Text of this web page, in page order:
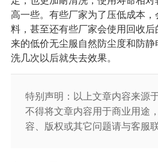
高一些。有些厂家为了压低成本
料，甚至还有些厂家会使用回收
来的低价无尘服自然防尘度和防
洗几次以后就失去效果。
特别声明：以上文章内容来源
不得将文章内容用于商业用途
容、版权或其它问题请与客服联